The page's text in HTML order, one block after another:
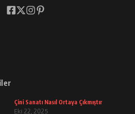
Çini Sanatı Nasıl Ortaya Çıkmıştır
Eki 22, 2025